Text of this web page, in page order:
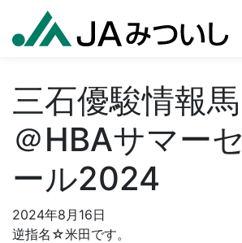
三石優駿情報馬
＠HBAサマーセ
ール2024
2024年8月16日
逆指名☆米田です。